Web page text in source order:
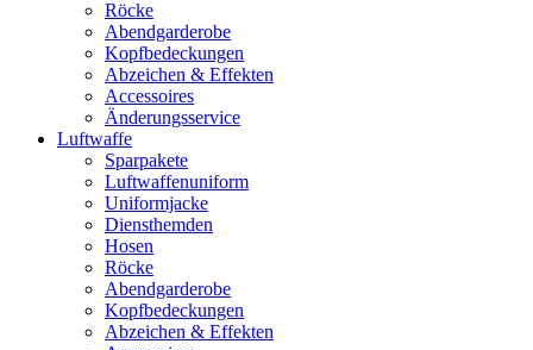
Röcke
Abendgarderobe
Kopfbedeckungen
Abzeichen & Effekten
Accessoires
Änderungsservice
Luftwaffe
Sparpakete
Luftwaffenuniform
Uniformjacke
Diensthemden
Hosen
Röcke
Abendgarderobe
Kopfbedeckungen
Abzeichen & Effekten